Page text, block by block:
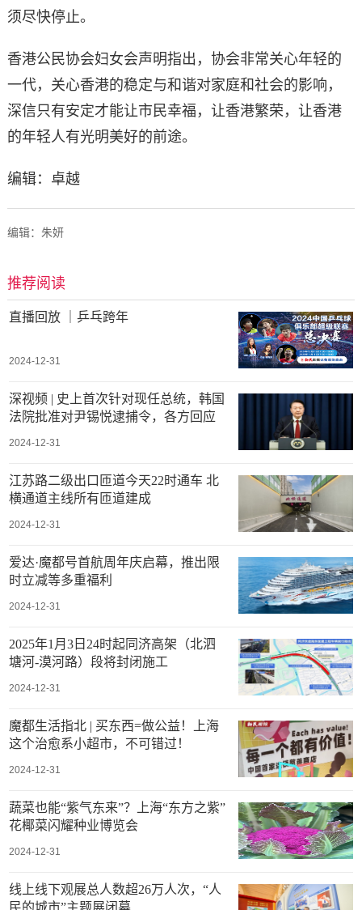
须尽快停止。
香港公民协会妇女会声明指出，协会非常关心年轻的
一代，关心香港的稳定与和谐对家庭和社会的影响，
深信只有安定才能让市民幸福，让香港繁荣，让香港
的年轻人有光明美好的前途。
编辑：卓越
编辑：朱妍
推荐阅读
直播回放 ｜乒乓跨年
2024-12-31
深视频 | 史上首次针对现任总统，韩国
法院批准对尹锡悦逮捕令，各方回应
2024-12-31
江苏路二级出口匝道今天22时通车 北
横通道主线所有匝道建成
2024-12-31
爱达·魔都号首航周年庆启幕，推出限
时立减等多重福利
2024-12-31
2025年1月3日24时起同济高架（北泗
塘河-漠河路）段将封闭施工
2024-12-31
魔都生活指北 | 买东西=做公益！上海
这个治愈系小超市，不可错过！
2024-12-31
蔬菜也能“紫气东来”？上海“东方之紫”
花椰菜闪耀种业博览会
2024-12-31
线上线下观展总人数超26万人次，“人
民的城市”主题展闭幕